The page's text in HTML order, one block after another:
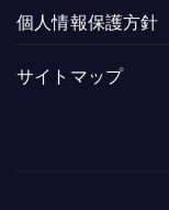
個人情報保護方針
サイトマップ